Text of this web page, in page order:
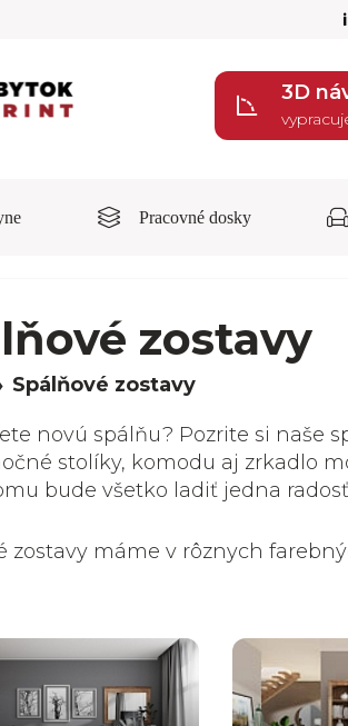
3D
Pracovné dosky
zostavy
Spálňové zostavy
novú spálňu? Pozrite si naše
stolíky, komodu aj zrkadlo
bude všetko ladiť jedna
zostavy máme v rôznych